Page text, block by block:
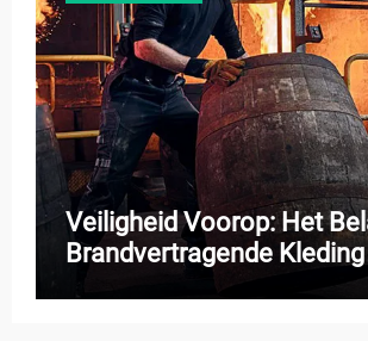
Veiligheid Voorop: Het
Brandvertragende Kleding